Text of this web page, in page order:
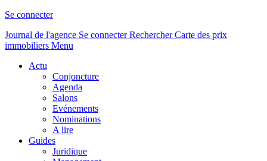
Se connecter
Journal de l'agence Se connecterRechercher Carte des prix
immobiliers Menu
Actu
Conjoncture
Agenda
Salons
Evénements
Nominations
A lire
Guides
Juridique